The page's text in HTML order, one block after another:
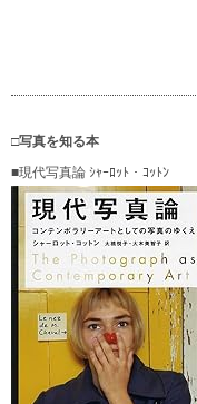
□写真を知る本
■現代写真論 ｼｬｰﾛｯﾄ・ｺｯﾄﾝ